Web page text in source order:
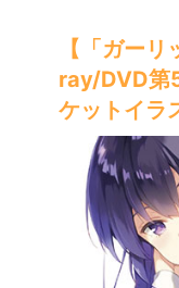
【「ガー
ray/DVD第
ケットイラ